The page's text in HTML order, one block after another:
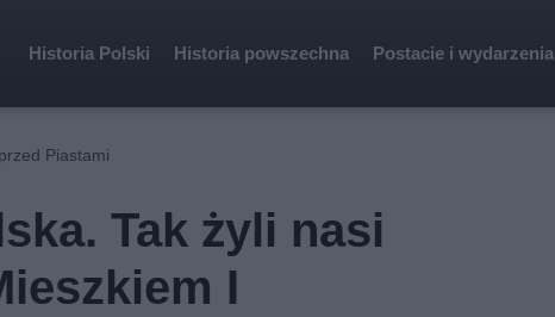
Historia Polski Historia powszechna Postacie i wydarzenia
Piastami
Tak żyli nasi
I